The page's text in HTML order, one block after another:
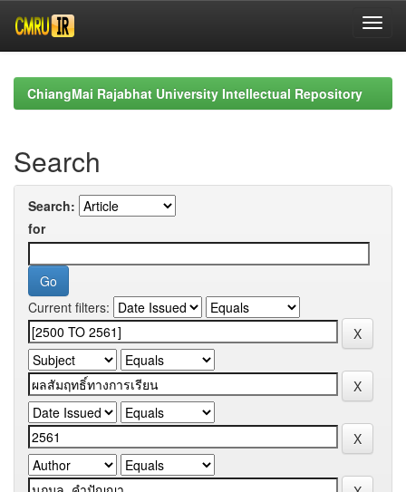
navigationChiangMai Rajabhat University Intellectual Repository
Search
Search:
for
Current filters: